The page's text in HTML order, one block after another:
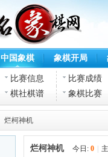
中国象棋 象棋开局
比赛信息 比赛成绩
棋社棋谱 象棋比赛
烂柯神机
烂柯神机 今日: 0